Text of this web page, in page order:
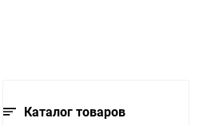
Каталог товаров